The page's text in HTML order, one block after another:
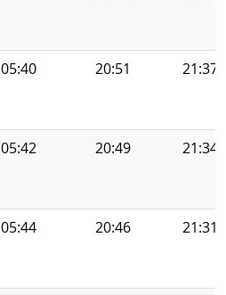
05:40 20:51 21:37
05:42 20:49 21:34
05:44 20:46 21:31